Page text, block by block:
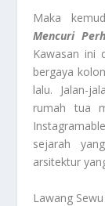
Maka
Mencuri
Kawasan ini
bergaya
lalu. Jalan-
rumah tua
sejarah
arsitektur
Lawang